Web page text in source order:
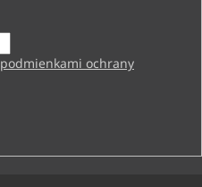
podmienkami ochrany